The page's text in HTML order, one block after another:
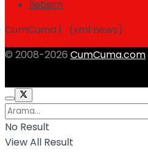
İletişim
CumCuma | (xml news)
© 2008-2026 CumCuma.com
No Result
View All Result